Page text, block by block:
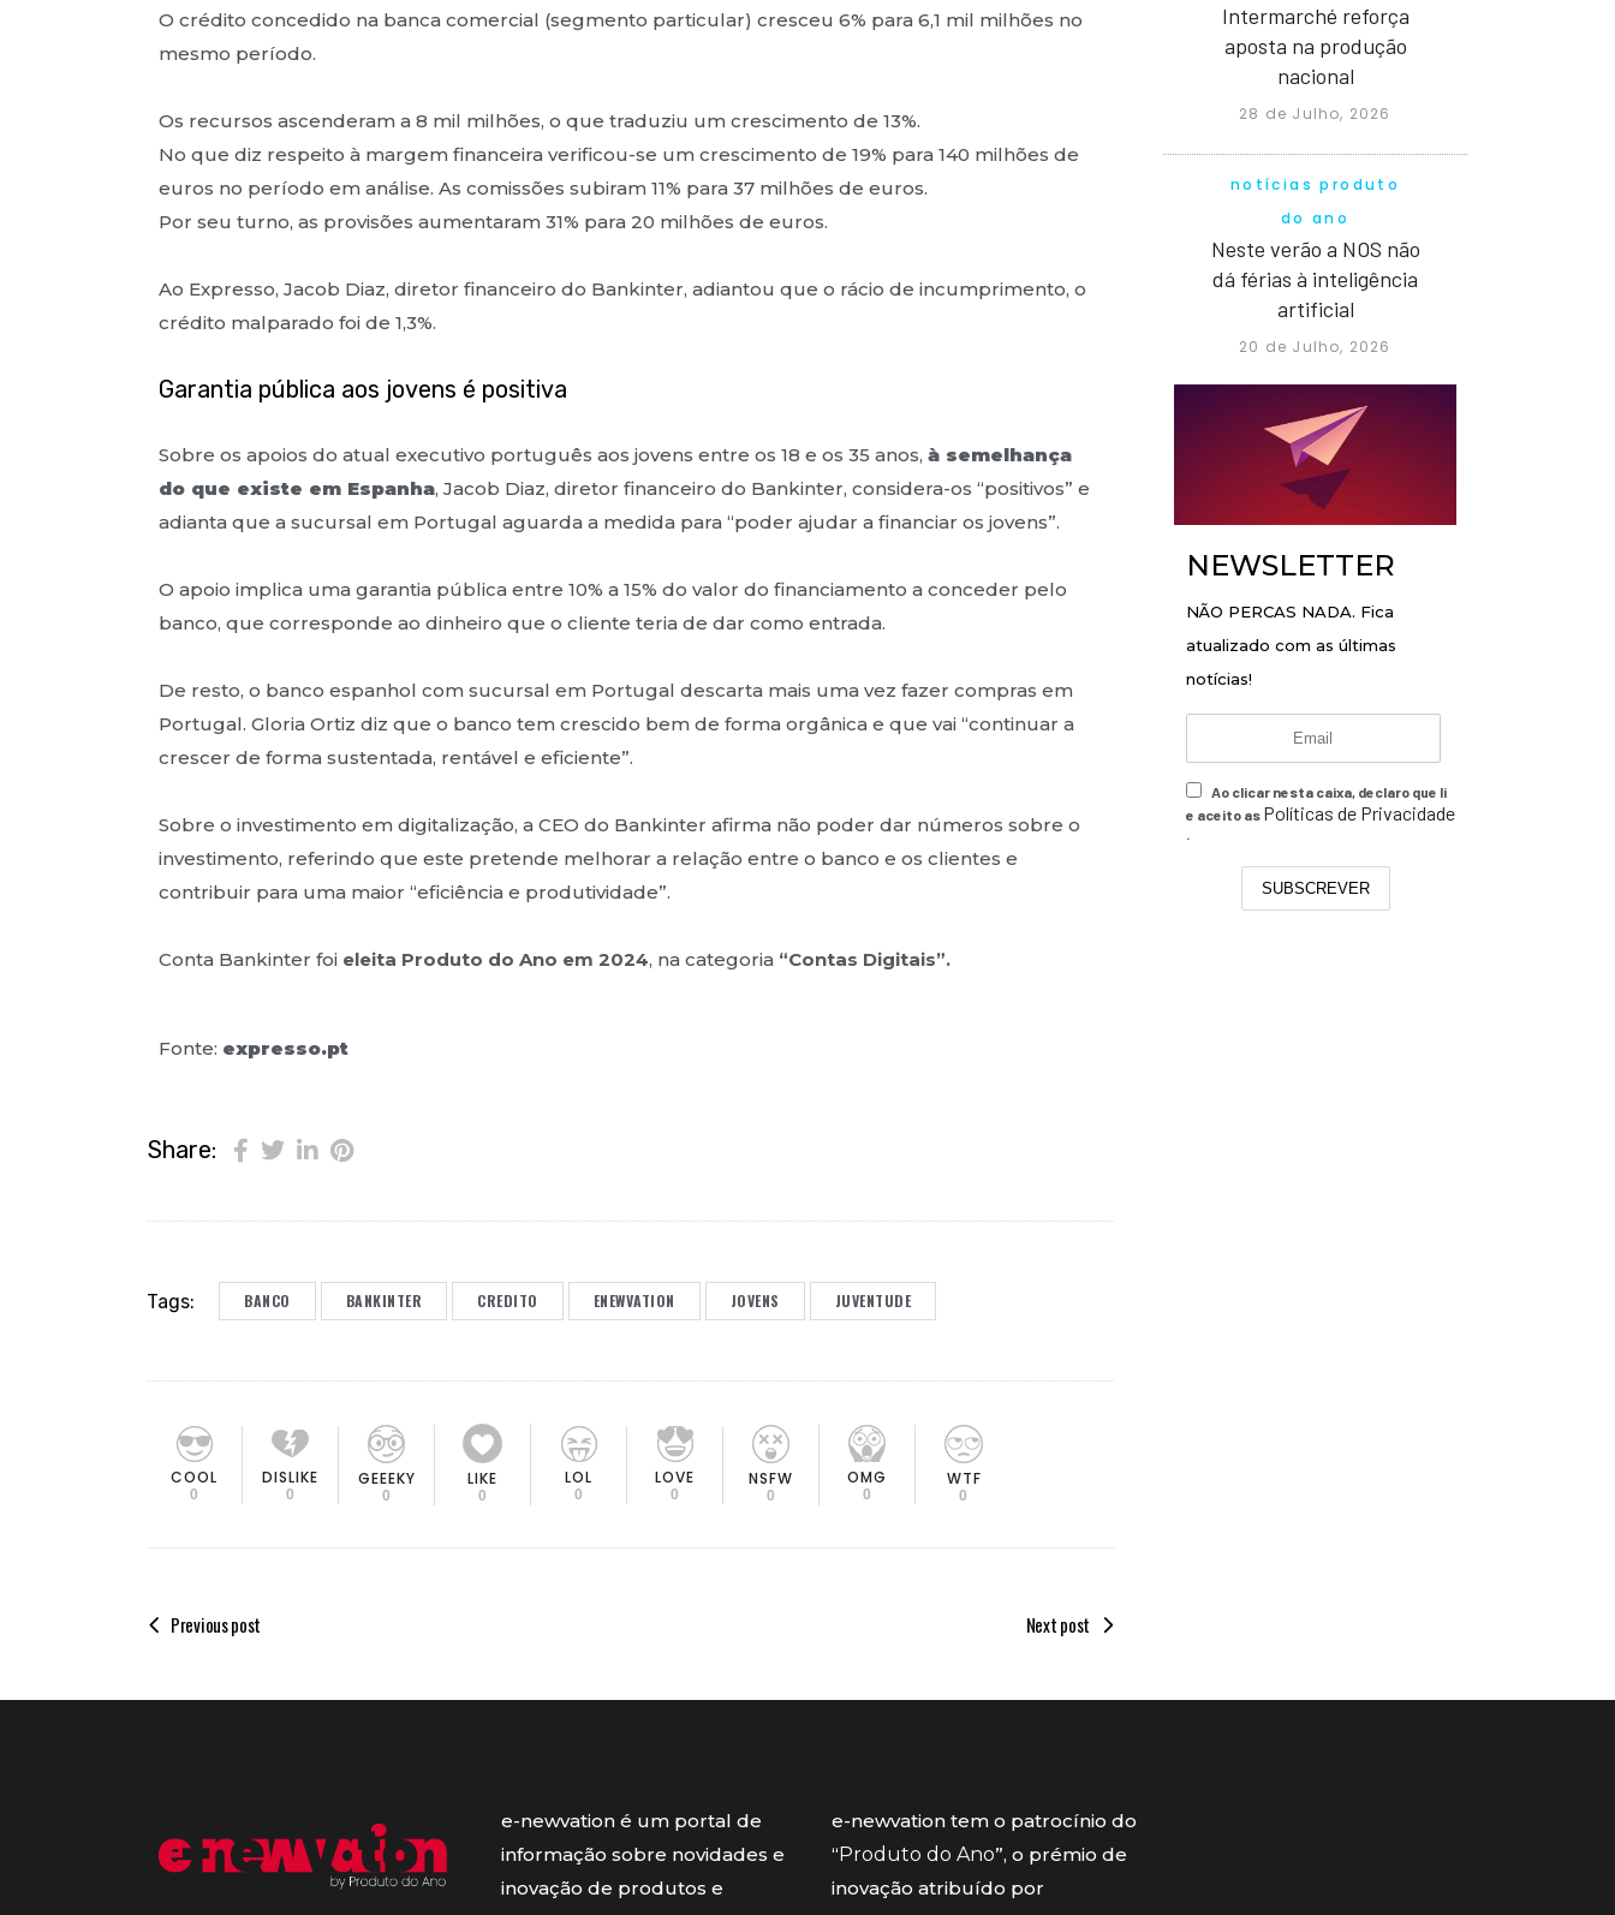
O crédito concedido na banca comercial (segmento particular) cresceu 6% para 6,1 mil milhões no
mesmo período.
Os recursos ascenderam a 8 mil milhões, o que traduziu um crescimento de 13%.
No que diz respeito à margem financeira verificou-se um crescimento de 19% para 140 milhões de
euros no período em análise. As comissões subiram 11% para 37 milhões de euros.
Por seu turno, as provisões aumentaram 31% para 20 milhões de euros.
Ao Expresso, Jacob Diaz, diretor financeiro do Bankinter, adiantou que o rácio de incumprimento, o
crédito malparado foi de 1,3%.
Garantia pública aos jovens é positiva
Sobre os apoios do atual executivo português aos jovens entre os 18 e os 35 anos, à semelhança
do que existe em Espanha, Jacob Diaz, diretor financeiro do Bankinter, considera-os “positivos” e
adianta que a sucursal em Portugal aguarda a medida para “poder ajudar a financiar os jovens”.
O apoio implica uma garantia pública entre 10% a 15% do valor do financiamento a conceder pelo
banco, que corresponde ao dinheiro que o cliente teria de dar como entrada.
De resto, o banco espanhol com sucursal em Portugal descarta mais uma vez fazer compras em
Portugal. Gloria Ortiz diz que o banco tem crescido bem de forma orgânica e que vai “continuar a
crescer de forma sustentada, rentável e eficiente”.
Sobre o investimento em digitalização, a CEO do Bankinter afirma não poder dar números sobre o
investimento, referindo que este pretende melhorar a relação entre o banco e os clientes e
contribuir para uma maior “eficiência e produtividade”.
Conta Bankinter foi eleita Produto do Ano em 2024, na categoria “Contas Digitais”.
Fonte: expresso.pt
Share:
Tags: BANCO BANKINTER CREDITO ENEWVATION JOVENS JUVENTUDE
COOL
0
DISLIKE
0
GEEEKY
0
LIKE
0
LOL
0
LOVE
0
NSFW
0
OMG
0
WTF
0
Previous post Next post
Intermarché reforça
aposta na produção
nacional
28 de Julho, 2026
notícias produto
do ano
Neste verão a NOS não
dá férias à inteligência
artificial
20 de Julho, 2026
NEWSLETTER
NÃO PERCAS NADA. Fica
atualizado com as últimas
notícias!
Ao clicar nesta caixa, declaro que li
e aceito as Políticas de Privacidade
.
SUBSCREVER
e-newvation é um portal de
informação sobre novidades e
inovação de produtos e
e-newvation tem o patrocínio do
“ Produto do Ano”, o prémio de
inovação atribuído por